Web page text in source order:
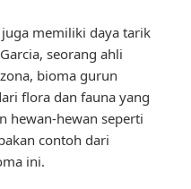
memiliki daya tarik
seorang ahli
bioma gurun
flora dan fauna yang
hewan-hewan seperti
contoh dari
ini.